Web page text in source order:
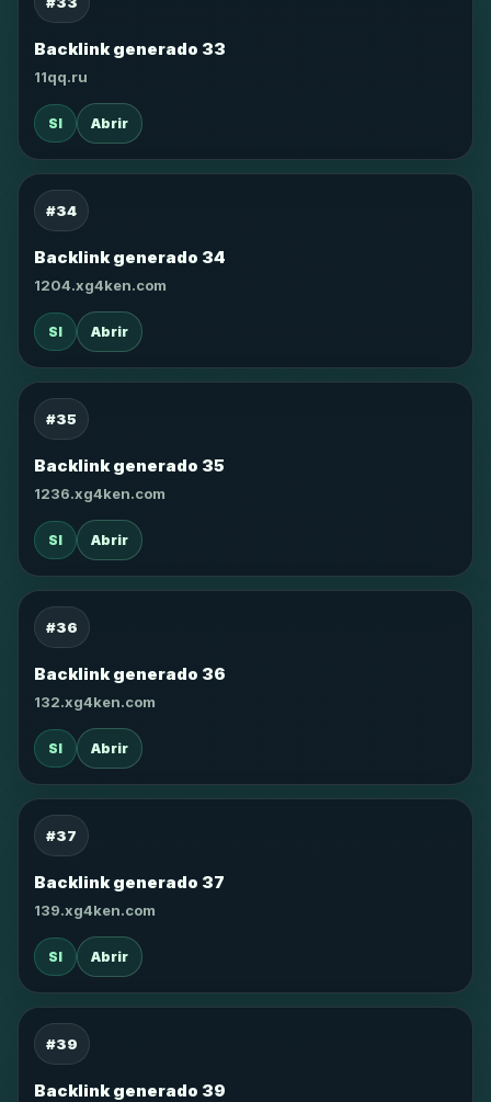
Backlink generado 33
11qq.ru
SI Abrir
#34
Backlink generado 34
1204.xg4ken.com
SI Abrir
#35
Backlink generado 35
1236.xg4ken.com
SI Abrir
#36
Backlink generado 36
132.xg4ken.com
SI Abrir
#37
Backlink generado 37
139.xg4ken.com
SI Abrir
#39
Backlink generado 39